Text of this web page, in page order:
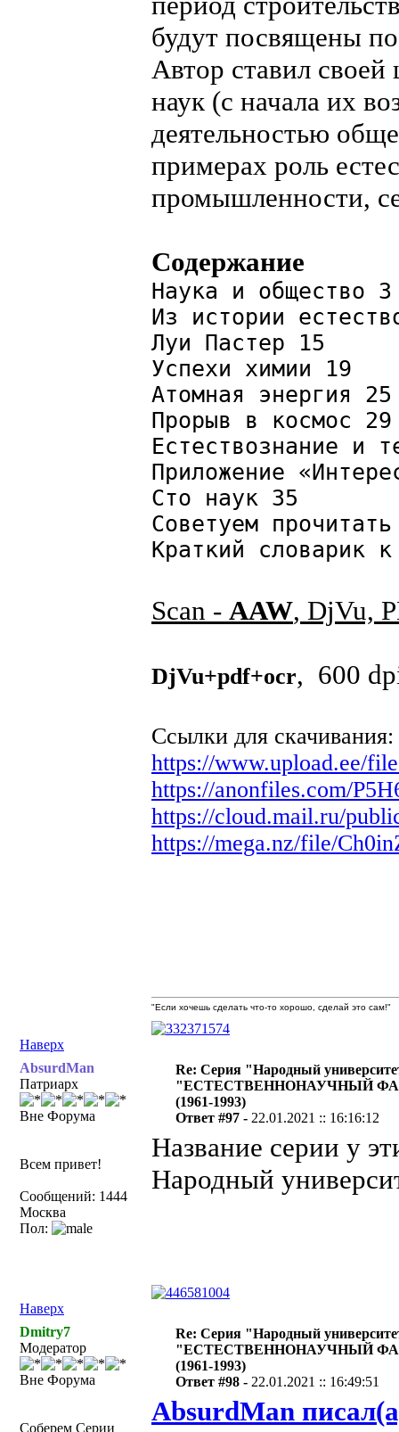
будут посвящены
Автор ставил своей
наук (с начала их
деятельностью
примерах роль
промышленности,
Содержание
Наука и общество 3
Из истории
Луи Пастер 15
Успехи химии 19
Атомная энергия 25
Прорыв в космос 29
Естествознание и
Приложение
Сто наук 35
Советуем
Краткий словарик
Scan - AAW, DjVu,
DjVu+pdf+ocr, 600
Ссылки для скачивания:
https://www.upload.ee/
https://anonfiles.com/
https://cloud.mail.ru/
https://mega.nz/file/
Наверх
"Если хочешь сделать что-то хорошо, сделай это сам!"
AbsurdMan
Патриарх
Вне Форума
Всем привет!
Сообщений: 1444
Москва
Пол:
Re: Серия "Народный
"ЕСТЕСТВЕННОНАУЧНЫЙ
(1961-1993)
Ответ #97 - 22.01.2021 :: 16:16:12
Название серии у
Народный
Наверх
Dmitry7
Модератор
Вне Форума
Соберем Серии
Re: Серия "Народный
"ЕСТЕСТВЕННОНАУЧНЫЙ
(1961-1993)
Ответ #98 - 22.01.2021 :: 16:49:51
AbsurdMan